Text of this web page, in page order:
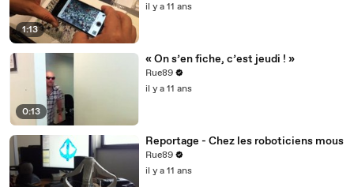
1:13
il y a 11 ans
0:13
« On s’en fiche, c’est jeudi ! »
Rue89
il y a 11 ans
Reportage - Chez les roboticiens mous
Rue89
il y a 11 ans